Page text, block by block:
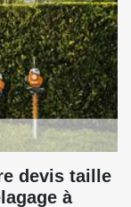
devis taille
à